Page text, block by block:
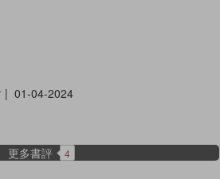
| 01-04-2024
更多書評 4